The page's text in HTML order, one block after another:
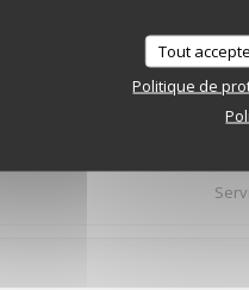
Tout
Politique de